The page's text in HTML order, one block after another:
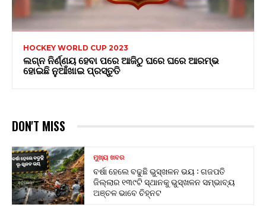
HOCKEY WORLD CUP 2023
ଲଗ୍ନ ନିର୍ଣ୍ଣୟ ହେବା ପରେ ଆଜିଠୁ ଘରେ ଘରେ ଆରମ୍ଭ
ହୋଇଛି ନୁଆଁଖାଇ ପ୍ରସ୍ତୁତି
DON'T MISS
ମୁଖ୍ୟ ଖବର
ବର୍ଷା ହେଲେ ବଢୁଛି ଭୁସ୍ଖଳନ ଭୟ : ଗଜପତି
ଜିଲ୍ଲାର ୧୩୯ଟି ସ୍ଥାନକୁ ଭୁସ୍ଖଳନ ସମ୍ଭାବ୍ୟ
ଅଞ୍ଚଳ ଭାବେ ଚିହ୍ନଟ